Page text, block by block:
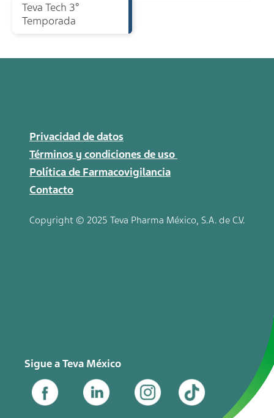
Teva Tech 3°
Temporada
Privacidad de datos
Términos y condiciones de uso
Política de Farmacovigilancia
Contacto
Copyright © 2025 Teva Pharma México, S.A. de C.V.
Sigue a Teva México